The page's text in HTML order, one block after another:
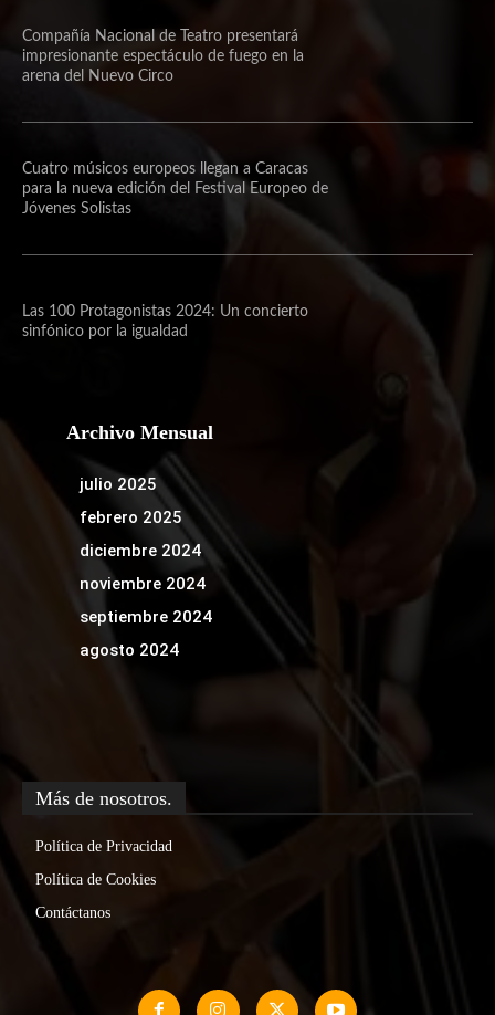
Compañía Nacional de Teatro presentará
impresionante espectáculo de fuego en la
arena del Nuevo Circo
Cuatro músicos europeos llegan a Caracas
para la nueva edición del Festival Europeo de
Jóvenes Solistas
Las 100 Protagonistas 2024: Un concierto
sinfónico por la igualdad
Archivo Mensual
julio 2025
febrero 2025
diciembre 2024
noviembre 2024
septiembre 2024
agosto 2024
Más de nosotros.
Política de Privacidad
Política de Cookies
Contáctanos